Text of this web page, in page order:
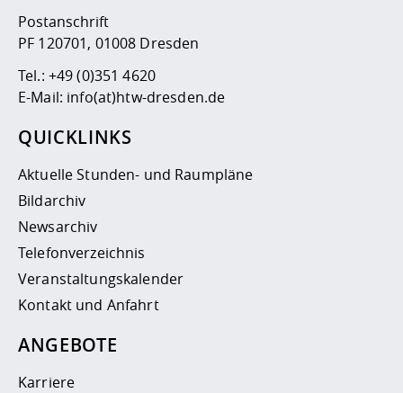
Postanschrift
PF 120701, 01008 Dresden
Tel.: +49 (0)351 4620
E-Mail: info(at)htw-dresden.de
QUICKLINKS
Aktuelle Stunden- und Raumpläne
Bildarchiv
Newsarchiv
Telefonverzeichnis
Veranstaltungskalender
Kontakt und Anfahrt
ANGEBOTE
Karriere